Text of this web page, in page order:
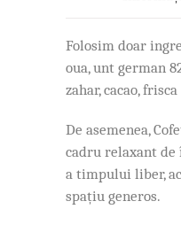
Folosim doar
oua, unt german
zahar, cacao,
De asemenea,
cadru relaxant
a timpului liber,
spațiu generos.